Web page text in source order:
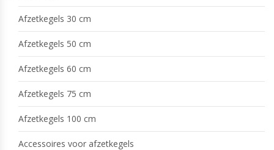
Afzetkegels 30 cm
Afzetkegels 50 cm
Afzetkegels 60 cm
Afzetkegels 75 cm
Afzetkegels 100 cm
Accessoires voor afzetkegels